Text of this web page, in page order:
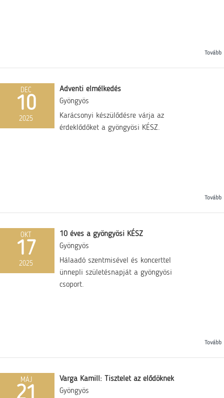
Tovább
DEC
10
2025
Adventi elmélkedés
Gyöngyös
Karácsonyi készülődésre várja az
érdeklődőket a gyöngyösi KÉSZ.
Tovább
OKT
17
2025
10 éves a gyöngyösi KÉSZ
Gyöngyös
Hálaadó szentmisével és koncerttel
ünnepli születésnapját a gyöngyösi
csoport.
Tovább
MÁJ
Varga Kamill: Tisztelet az elődöknek
Gyöngyös